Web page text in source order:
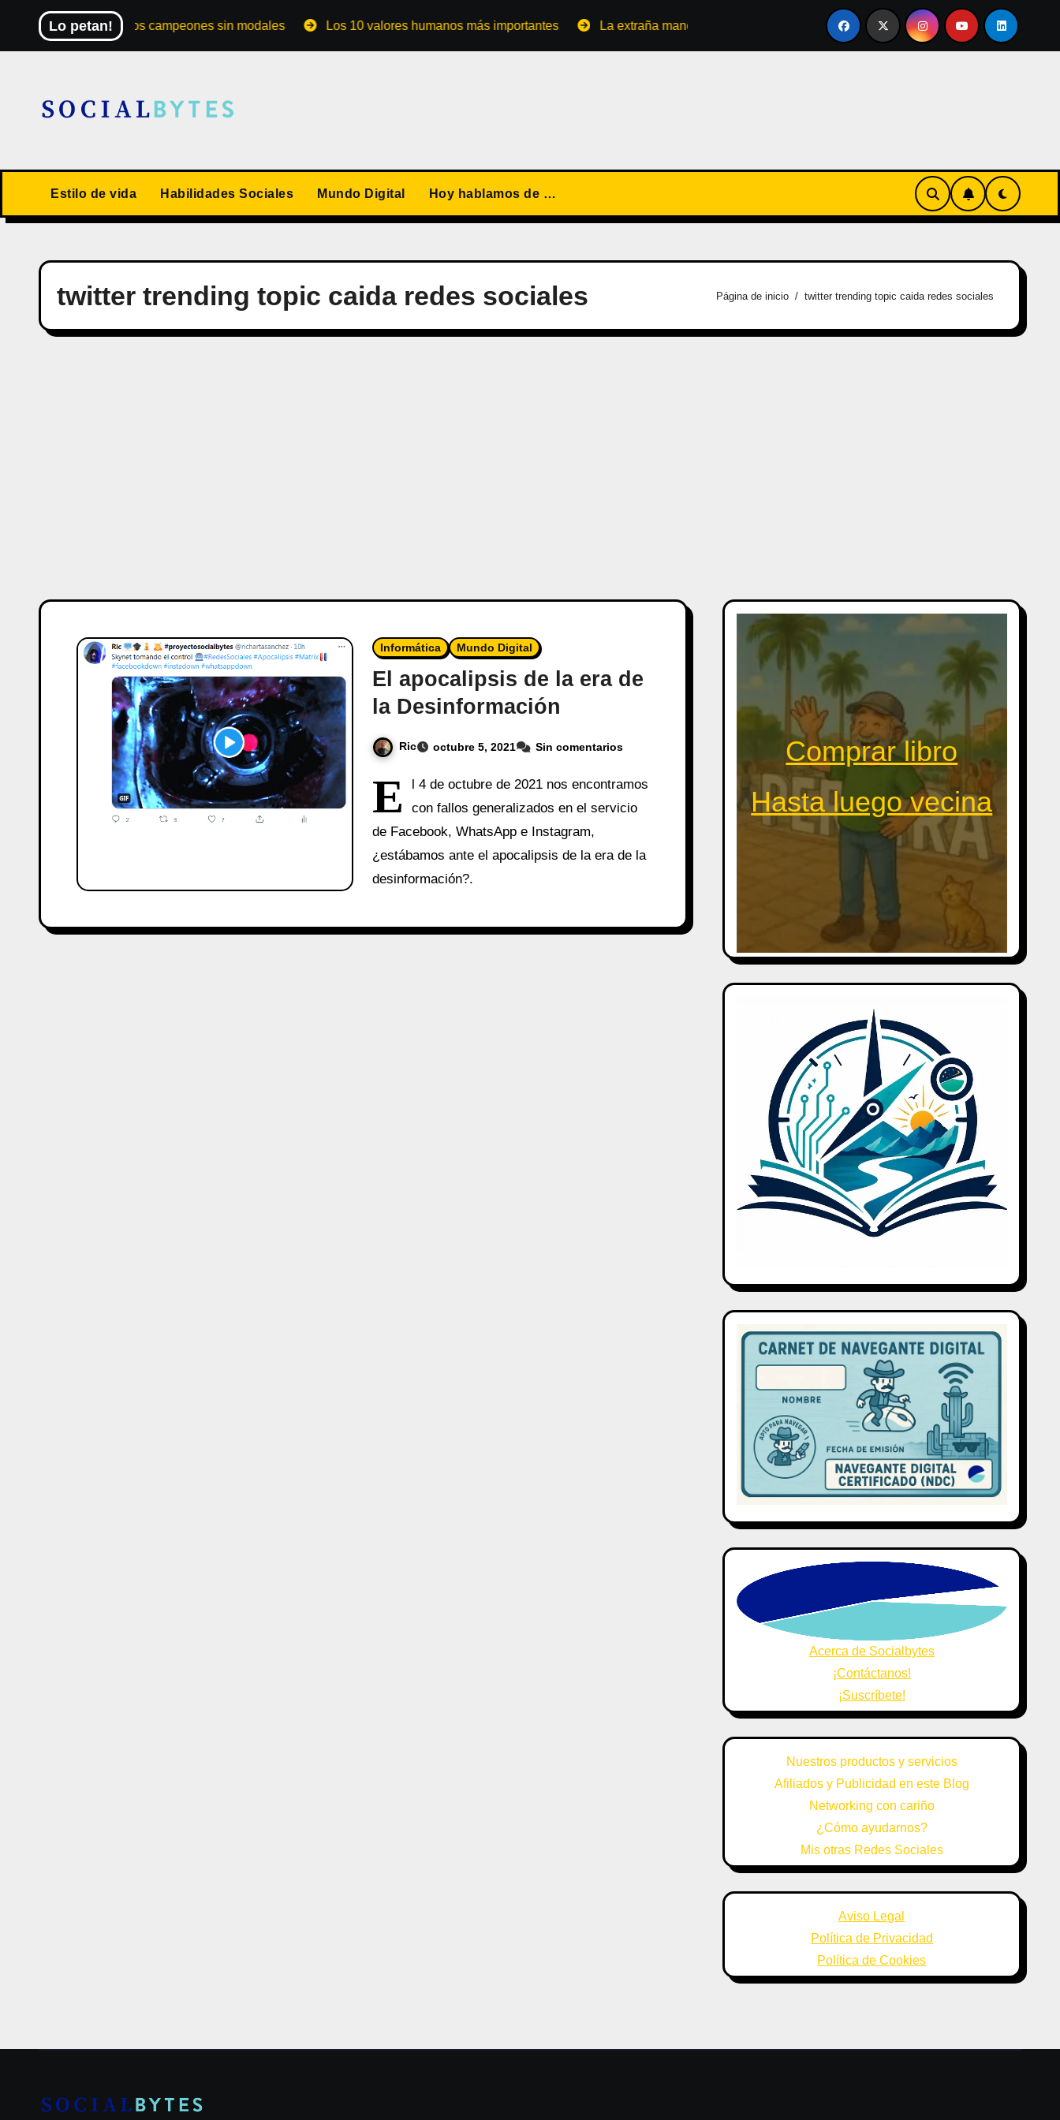
contenido
Lo petan!
El Mundial de los campeones sin modales Los 10 valores humanos más importantes La extraña manera de convertirse en familia El primer tour de la India Chiquitina
Estilo de vida Habilidades Sociales Mundo Digital Hoy hablamos de …
twitter trending topic caida redes sociales Página de inicio twitter trending topic caida redes sociales
Informática Mundo Digital
El apocalipsis de la era de
la Desinformación
Ric octubre 5, 2021 Sin comentarios
E
l 4 de octubre de 2021 nos encontramos
con fallos generalizados en el servicio
de Facebook, WhatsApp e Instagram,
¿estábamos ante el apocalipsis de la era de la
desinformación?.
Comprar libro
Hasta luego vecina
Acerca de Socialbytes
¡Contáctanos!
¡Suscríbete!
Nuestros productos y servicios
Afiliados y Publicidad en este Blog
Networking con cariño
¿Cómo ayudarnos?
Mis otras Redes Sociales
Aviso Legal
Política de Privacidad
Política de Cookies